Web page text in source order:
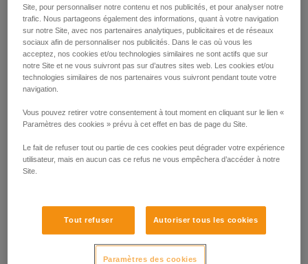
Site, pour personnaliser notre contenu et nos publicités, et pour analyser notre
trafic. Nous partageons également des informations, quant à votre navigation
sur notre Site, avec nos partenaires analytiques, publicitaires et de réseaux
sociaux afin de personnaliser nos publicités. Dans le cas où vous les
acceptez, nos cookies et/ou technologies similaires ne sont actifs que sur
notre Site et ne vous suivront pas sur d’autres sites web. Les cookies et/ou
technologies similaires de nos partenaires vous suivront pendant toute votre
navigation.
Vous pouvez retirer votre consentement à tout moment en cliquant sur le lien «
Paramètres des cookies » prévu à cet effet en bas de page du Site.
Le fait de refuser tout ou partie de ces cookies peut dégrader votre expérience
utilisateur, mais en aucun cas ce refus ne vous empêchera d’accéder à notre
Site.
Tout refuser Autoriser tous les cookies
Paramètres des cookies